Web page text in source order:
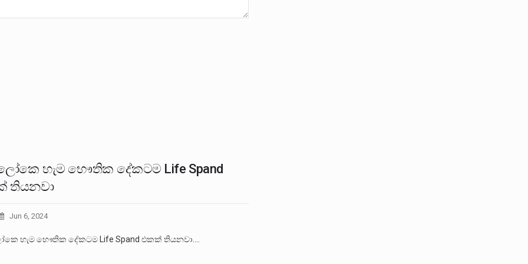
හැම භෞතික දේකටම Life Spand
තියනවා
Jun 6, 2024
හැම භෞතික දේකටම Life Spand එකක් තියනවා.…